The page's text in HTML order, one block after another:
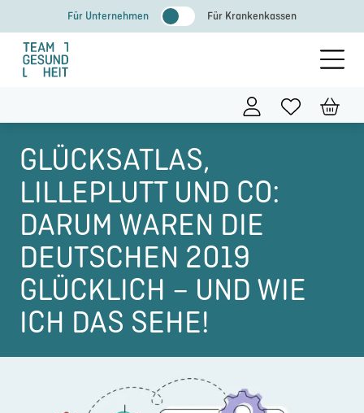
Inhalt
springen
Für Unternehmen Für Krankenkassen
GLÜCKSATLAS,
LILLEPLUTT UND CO:
DARUM WAREN DIE
DEUTSCHEN 2019
GLÜCKLICH – UND WIE
ICH DAS SEHE!